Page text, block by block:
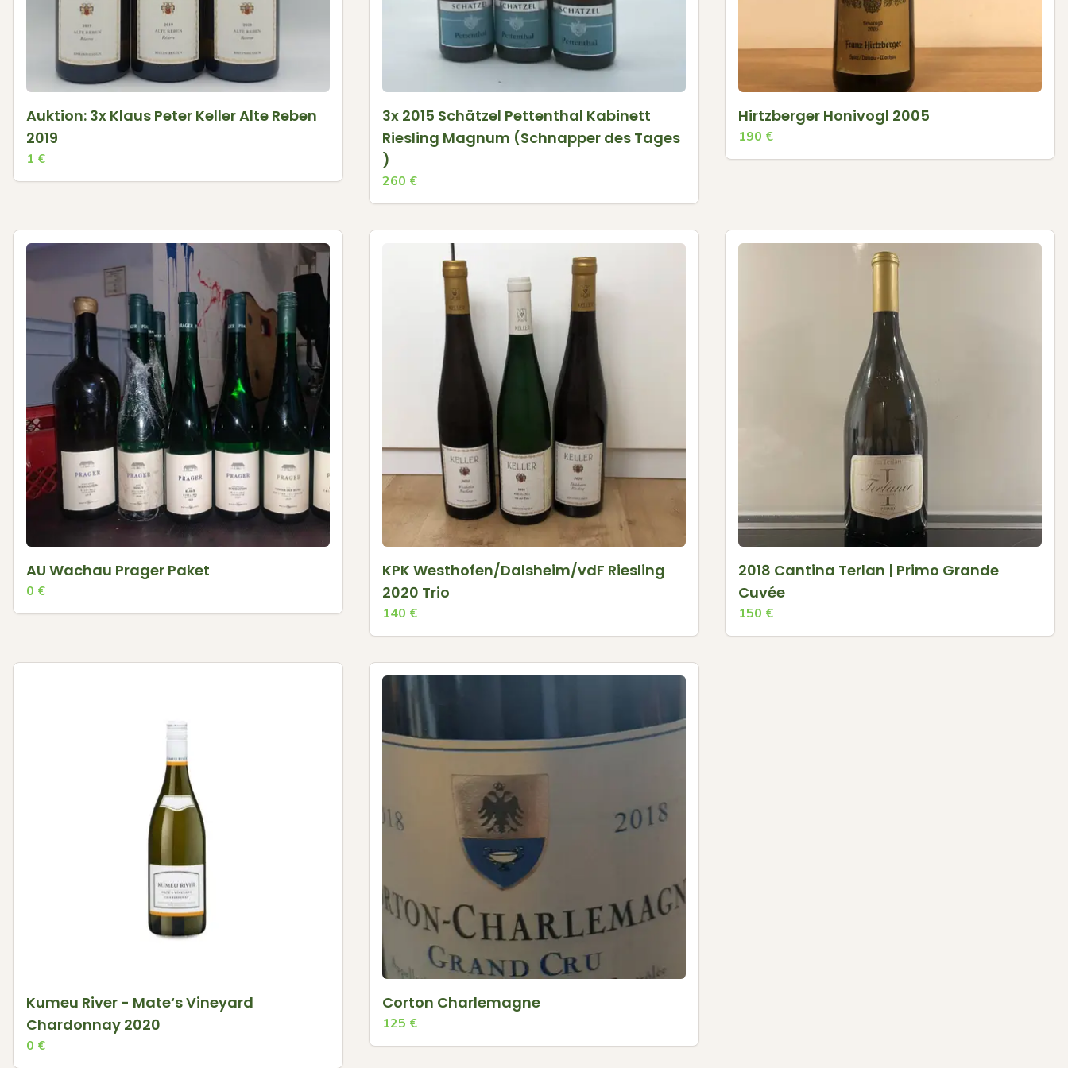
Auktion: 3x Klaus Peter Keller Alte Reben
2019
1 €
3x 2015 Schätzel Pettenthal Kabinett
Riesling Magnum (Schnapper des Tages
)
260 €
Hirtzberger Honivogl 2005
190 €
AU Wachau Prager Paket
0 €
KPK Westhofen/Dalsheim/vdF Riesling
2020 Trio
140 €
2018 Cantina Terlan | Primo Grande
Cuvée
150 €
Kumeu River - Mate‘s Vineyard
Chardonnay 2020
0 €
Corton Charlemagne
125 €